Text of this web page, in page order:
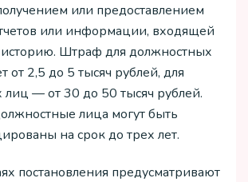
или предоставлением
или информации, входящей
Штраф для должностных
от 2,5 до 5 тысяч рублей, для
— от 30 до 50 тысяч рублей.
лица могут быть
на срок до трех лет.
постановления предусматривают